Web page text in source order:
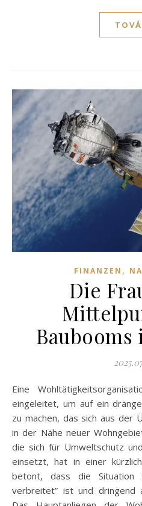
FINANZEN ,
Die
Baubooms
Eine Wohltätigkeitsorganisation hat rechtliche Schritte
eingeleitet, um auf ein
zu machen, das sich aus der
in der Nähe neuer
die sich für Umweltschutz
einsetzt, hat in einer
betont, dass die Situation
verbreitet” ist und dringend